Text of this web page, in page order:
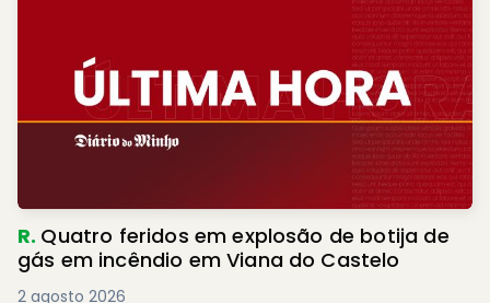
R. Quatro feridos em explosão de botija de
gás em incêndio em Viana do Castelo
2 agosto 2026